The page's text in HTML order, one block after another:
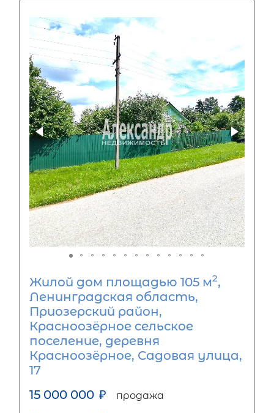
Жилой дом площадью 105 м2,
Ленинградская область,
Приозерский район,
Красноозёрное сельское
поселение, деревня
Красноозёрное, Садовая улица,
17
15 000 000 ₽ продажа